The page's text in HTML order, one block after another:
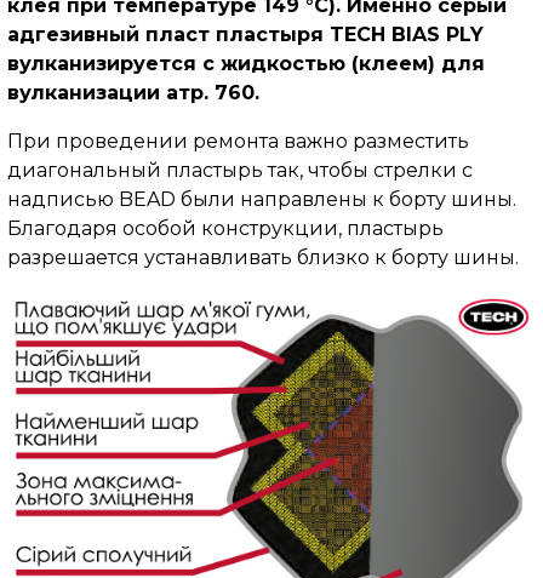
клея при температуре 149 °C). Именно серый
адгезивный пласт пластыря TECH BIAS PLY
вулканизируется с жидкостью (клеем) для
вулканизации атр. 760.
При проведении ремонта важно разместить
диагональный пластырь так, чтобы стрелки с
надписью BEAD были направлены к борту шины.
Благодаря особой конструкции, пластырь
разрешается устанавливать близко к борту шины.